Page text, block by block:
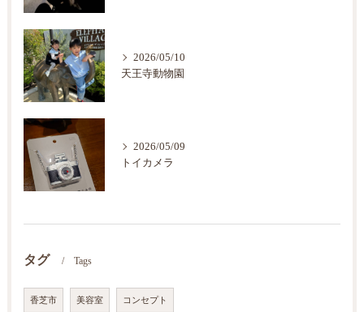
2026/05/10
天王寺動物園
2026/05/09
トイカメラ
タグ Tags
香芝市 美容室 コンセプト